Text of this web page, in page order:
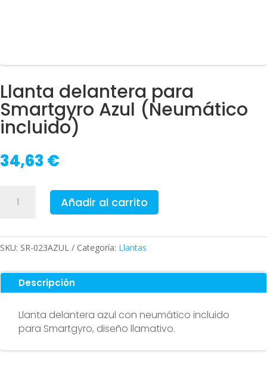
Llanta delantera para
Smartgyro Azul (Neumático
incluido)
34,63€
delantera
Azul
incluido)
cantidad
Añadir al carrito
SKU: SR-023AZUL Categoría: Llantas
Descripción
Llanta delantera azul con neumático incluido
para Smartgyro, diseño llamativo.